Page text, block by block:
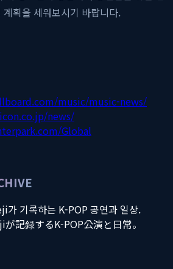
획을 세워보시기 바랍니다.
music/music-news/
news/
Global
가 기록하는 K-POP 공연과 일상.
記録するK-POP公演と日常。